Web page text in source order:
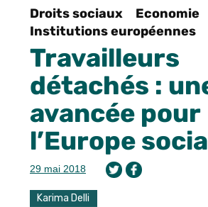
Droits sociaux Economie
Institutions européennes
Travailleurs
détachés :
avancée pour
l’Europe
29 mai 2018
Karima Delli